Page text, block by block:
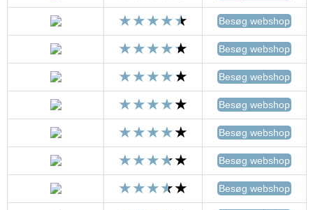
Besøg webshop
Besøg webshop
Besøg webshop
Besøg webshop
Besøg webshop
Besøg webshop
Besøg webshop